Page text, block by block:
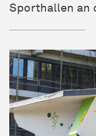
Sporthallen an